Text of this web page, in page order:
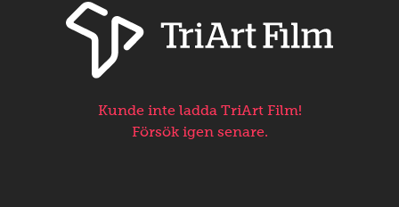
Kunde inte ladda TriArt Film!
Försök igen senare.